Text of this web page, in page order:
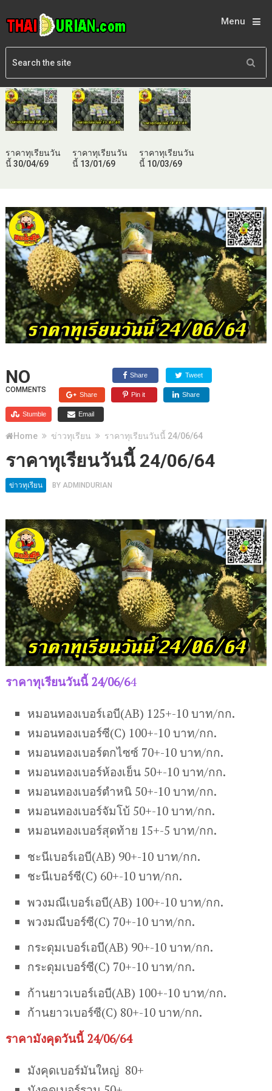
Menu
ราคาทุเรียนวัน
นี้ 30/04/69
ราคาทุเรียนวัน
นี้ 13/01/69
ราคาทุเรียนวัน
นี้ 10/03/69
NO
COMMENTS
Share Tweet
Share Pin it Share
Stumble Email
Home ข่าวทุเรียน ราคาทุเรียนวันนี้ 24/06/64
ราคาทุเรียนวันนี้ 24/06/64
ข่าวทุเรียน BY ADMINDURIAN
ราคาทุเรียนวันนี้ 24/06/64
หมอนทองเบอร์เอบี(AB) 125+-10 บาท/กก.
หมอนทองเบอร์ซี(C) 100+-10 บาท/กก.
หมอนทองเบอร์ตกไซซ์ 70+-10 บาท/กก.
หมอนทองเบอร์ห้องเย็น 50+-10 บาท/กก.
หมอนทองเบอร์ตำหนิ 50+-10 บาท/กก.
หมอนทองเบอร์จัมโบ้ 50+-10 บาท/กก.
หมอนทองเบอร์สุดท้าย 15+-5 บาท/กก.
ชะนีเบอร์เอบี(AB) 90+-10 บาท/กก.
ชะนีเบอร์ซี(C) 60+-10 บาท/กก.
พวงมณีเบอร์เอบี(AB) 100+-10 บาท/กก.
พวงมณีบอร์ซี(C) 70+-10 บาท/กก.
กระดุมเบอร์เอบี(AB) 90+-10 บาท/กก.
กระดุมเบอร์ซี(C) 70+-10 บาท/กก.
ก้านยาวเบอร์เอบี(AB) 100+-10 บาท/กก.
ก้านยาวเบอร์ซี(C) 80+-10 บาท/กก.
ราคามังคุดวันนี้ 24/06/64
มังคุดเบอร์มันใหญ่ 80+